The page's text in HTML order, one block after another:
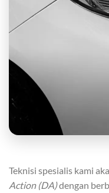
Teknisi spesialis kami
Action (DA)dengan